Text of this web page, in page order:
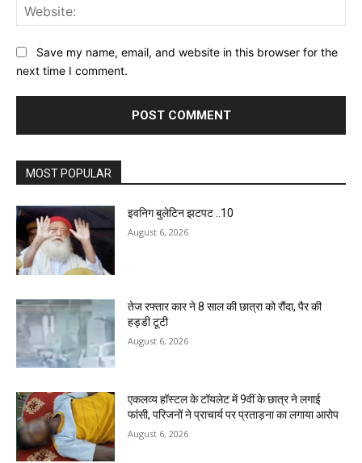
Save my name, email, and website in this browser for the
next time I comment.
MOST POPULAR
इवनिग बुलेटिन झटपट ..10
August 6, 2026
तेज रफ्तार कार ने 8 साल की छात्रा को रौंदा, पैर की
हड्डी टूटी
August 6, 2026
एकलव्य हॉस्टल के टॉयलेट में 9वीं के छात्र ने लगाई
फांसी, परिजनों ने प्राचार्य पर प्रताड़ना का लगाया आरोप
August 6, 2026